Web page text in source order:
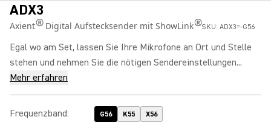
ADX3
Axient®Digital Aufstecksender mit ShowLink®SKU: ADX3=-G56
Egal wo am Set, lassen Sie Ihre Mikrofone an Ort und Stelle
stehen und nehmen Sie die nötigen Sendereinstellungen...
Mehr erfahren
Frequenzband: G56 K55 X56